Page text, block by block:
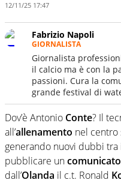
12/11/25 17:47
Fabrizio Napoli
GIORNALISTA
Giornalista
il calcio ma è con la
passioni. Cura la
grande festival di
Dov’è Antonio Conte? Il
all’allenamento nel
generando nuovi dubbi
pubblicare uncomunicato
dall’Olanda il c.t. Ronald